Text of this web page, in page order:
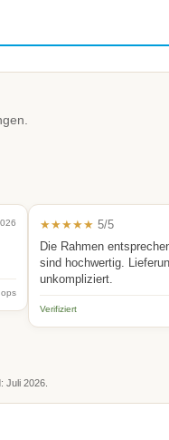
★★★★★ 5/5
Die Rahmen
sind hochwertig.
unkompliziert.
Verifiziert
Juli 2026.